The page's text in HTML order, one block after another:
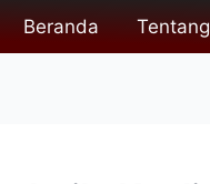
Beranda